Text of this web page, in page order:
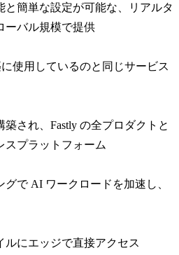
と簡単な設定が可能な、リアルタ
ーバル規模で提供
使用しているのと同じサービス
され、Fastly の全プロダクトと
スプラットフォーム
で AI ワークロードを加速し、
にエッジで直接アクセス